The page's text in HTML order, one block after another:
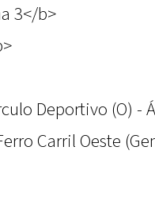
3</b>
Deportivo (O) -
Carril Oeste